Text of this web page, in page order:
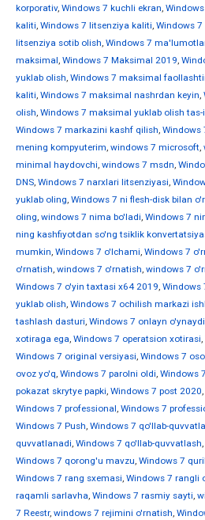
korporativ, Windows 7 kuchli ekran,
kaliti, Windows 7 litsenziya kaliti, Windows
litsenziya sotib olish, Windows 7
maksimal, Windows 7 Maksimal 2019,
yuklab olish, Windows 7 maksimal
kaliti, Windows 7 maksimal nashrdan keyin,
olish, Windows 7 maksimal yuklab olish tas-
Windows 7 markazini kashf qilish, Windows
mening kompyuterim, windows 7 microsoft,
minimal haydovchi, windows 7 msdn,
DNS, Windows 7 narxlari litsenziyasi,
yuklab oling, Windows 7 ni flesh-disk bilan
oling, windows 7 nima bo'ladi, Windows 7
ning kashfiyotdan so'ng tsiklik
mumkin, Windows 7 o'lchami, Windows 7
o'rnatish, windows 7 o'rnatish, windows 7
Windows 7 o'yin taxtasi x64 2019, Windows
yuklab olish, Windows 7 ochilish markazi
tashlash dasturi, Windows 7 onlayn o'ynaydi
xotiraga ega, Windows 7 operatsion xotirasi,
Windows 7 original versiyasi, Windows 7
ovoz yo'q, Windows 7 parolni oldi, Windows
pokazat skrytye papki, Windows 7 post 2020,
Windows 7 professional, Windows 7
Windows 7 Push, Windows 7 qo'llab-
quvvatlanadi, Windows 7 qo'llab-quvvatlash,
Windows 7 qorong'u mavzu, Windows 7
Windows 7 rang sxemasi, Windows 7 rangli
raqamli sarlavha, Windows 7 rasmiy sayti,
7 Reestr, windows 7 rejimini o'rnatish,